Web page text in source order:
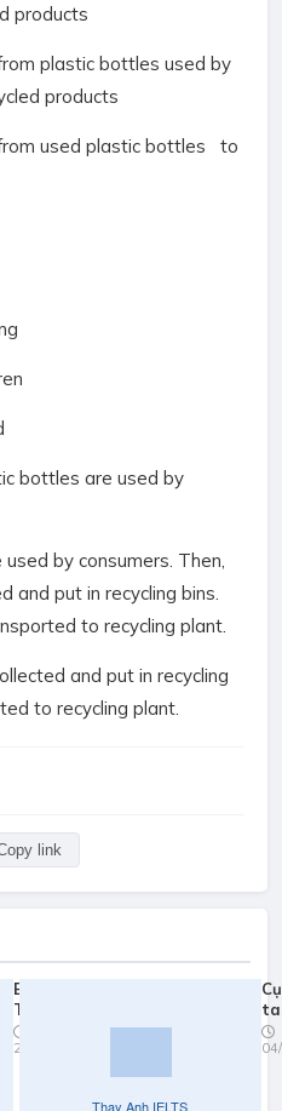
products
plastic bottles used by
products
used plastic bottles to
bottles are used by
by consumers. Then,
and put in recycling bins.
to recycling plant.
and put in recycling
to recycling plant.
link
Essay:
Testing
on
animals
22/03/2024